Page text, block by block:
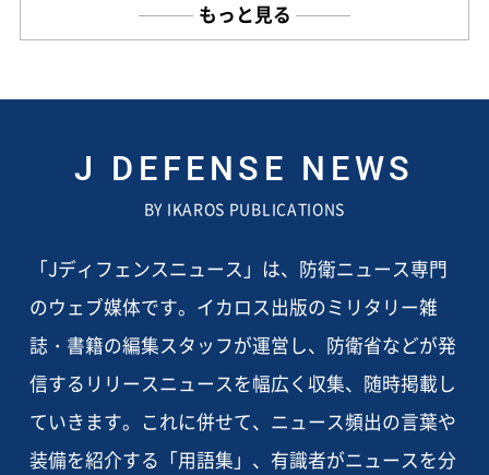
もっと見る
J DEFENSE NEWS
BY IKAROS PUBLICATIONS
「Jディフェンスニュース」は、防衛ニュース専門
のウェブ媒体です。イカロス出版のミリタリー雑
誌・書籍の編集スタッフが運営し、防衛省などが発
信するリリースニュースを幅広く収集、随時掲載し
ていきます。これに併せて、ニュース頻出の言葉や
装備を紹介する「用語集」、有識者がニュースを分